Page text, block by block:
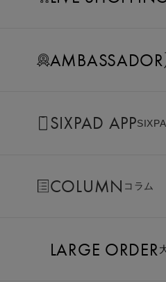
AMBASSADOR
SIXPAD APP
COLUMN コラム
LARGE ORDER